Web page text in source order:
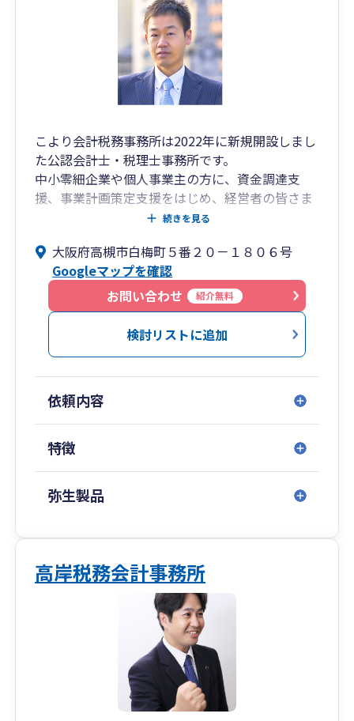
こより会計税務事務所は2022年に新規開設しまし
た公認会計士・税理士事務所です。
中小零細企業や個人事業主の方に、資金調達支
援、事業計画策定支援をはじめ、経営者の皆さま
が本業に注力していただけるように、事業活動に
が可能です。
特に金融機関に対する知見は豊富にあり、資金調
達関連の支援を強力にバックアップします。また
会社内の取引ルールの策定等を始めとする内部統
制構築支援、各種監査・調査業務についてもサー
ビス提供しています。
各種ツール（Zoom、google Meet、Teams、
Chatwork、Lineほか）を用いたコミュニケーシ
ョンも対応可能です。
りごとを、総合的にサポートします。
続きを見る
大阪府高槻市白梅町５番２０－１８０６号
Googleマップを確認
お問い合わせ
紹介無料
検討リストに追加
依頼内容
特徴
弥生製品
高岸税務会計事務所